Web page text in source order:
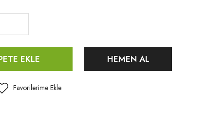
EKLE HEMEN AL